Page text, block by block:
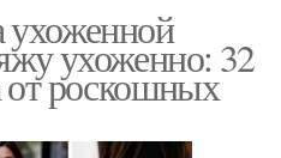
ухоженной
ухоженно: 32
от роскошных